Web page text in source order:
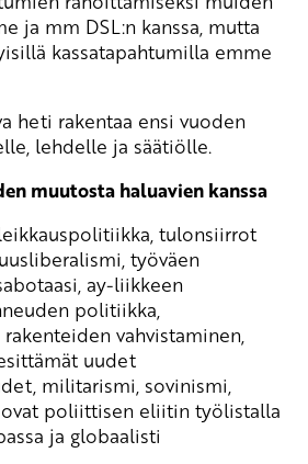
ja mm DSL:n kanssa, mutta
kassatapahtumilla emme
heti rakentaa ensi vuoden
lehdelle ja säätiölle.
muutosta haluavien kanssa
tulonsiirrot
työväen
ay-liikkeen
politiikka,
vahvistaminen,
uudet
militarismi, sovinismi,
poliittisen eliitin työlistalla
ja globaalisti